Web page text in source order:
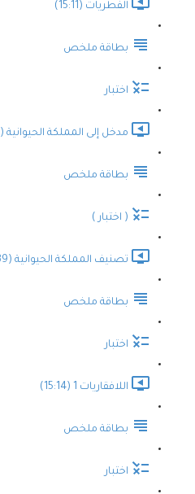
الفطريات (15:11)
بطاقة ملخص
اختبار
مدخل إلى المملكة الحيوانية (19:02)
بطاقة ملخص
( اختبار )
تصنيف المملكة الحيوانية (12:39)
بطاقة ملخص
اختبار
اللافقاريات 1 (15:14)
بطاقة ملخص
اختبار